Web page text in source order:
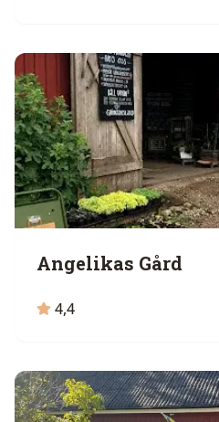
Angelikas Gård
4,4